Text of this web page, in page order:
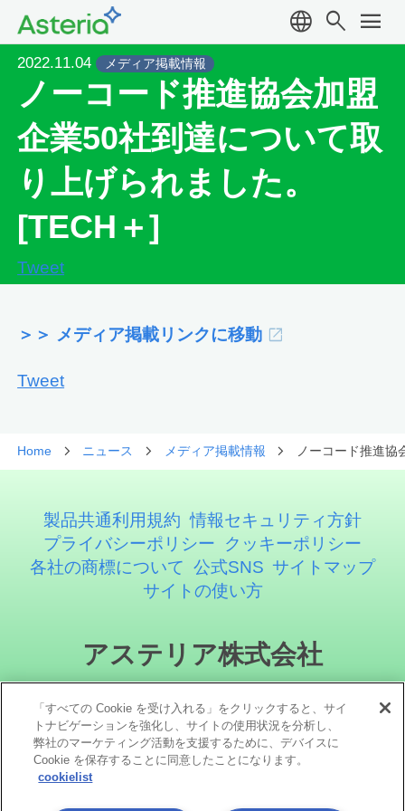
language search menu
2022.11.04 メディア掲載情報
ノーコード推進協会加盟
企業50社到達について取
り上げられました。
[TECH＋]
Tweet
＞＞ メディア掲載リンクに移動
Tweet
Home ニュース メディア掲載情報 ノーコード推進協
製品共通利用規約 情報セキュリティ方針
プライバシーポリシー
クッキーポリシー
各社の商標について 公式SNS サイトマップ
サイトの使い方
アステリア株式会社
「すべての Cookie を受け入れる」をクリックすると、サイ
トナビゲーションを強化し、サイトの使用状況を分析し、
弊社のマーケティング活動を支援するために、デバイスに
Cookie を保存することに同意したことになります。
cookielist